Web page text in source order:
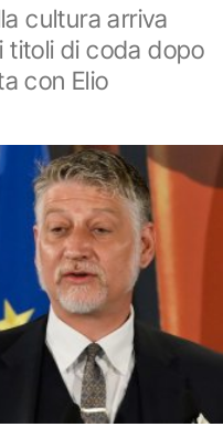
cultura arriva
titoli di coda dopo
con Elio